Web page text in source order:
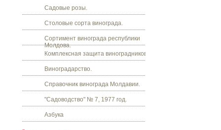
Садовые розы.
Столовые сорта винограда.
Сортимент винограда республики
Молдова.
Комплексная защита виноградников.
Виноградарство.
Справочник винограда Молдавии.
"Садоводство" № 7, 1977 год.
Азбука